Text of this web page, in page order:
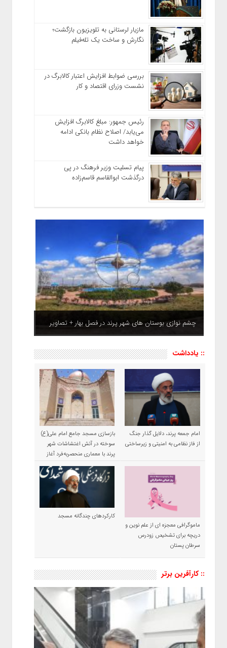
مازیار لرستانی به تلویزیون بازگشت؛
نگارش و ساخت یک تله‌فیلم
بررسی ضوابط افزایش اعتبار کالابرگ در
نشست وزرای اقتصاد و کار
رئیس‌ جمهور: مبلغ کالابرگ افزایش
می‌یابد/ اصلاح نظام بانکی ادامه
خواهد داشت
پیام تسلیت وزیر فرهنگ در پی
درگذشت ابوالقاسم قاسم‌زاده
چشم نوازی بوستان های شهر پرند در فصل بهار + تصاویر
:: یادداشت
امام جمعه پرند، دلایل گذار جنگ
از فاز نظامی به امنیتی و زیرساختی
بازسازی مسجد جامع امام علی(ع)
سوخته در آتش اغتشاشات شهر
پرند با معماری منحصربه‌فرد آغاز
شد
ماموگرافی معجزه ای از علم نوین و
دریچه برای تشخیص زودرس
سرطان پستان
کارکردهای چندگانه مسجد
:: کارآفرین برتر